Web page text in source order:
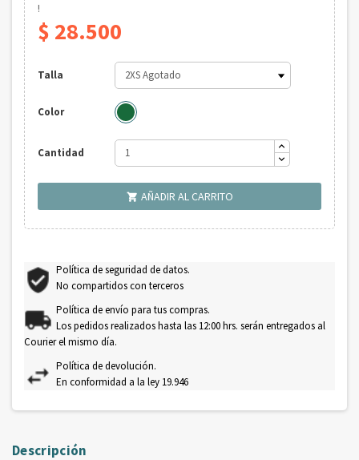
!
$ 28.500
Talla
Color
Cantidad
 AÑADIR AL CARRITO
Política de seguridad de datos.
No compartidos con terceros
Política de envío para tus compras.
Los pedidos realizados hasta las 12:00 hrs. serán entregados al
Courier el mismo día.
Política de devolución.
En conformidad a la ley 19.946
Descripción